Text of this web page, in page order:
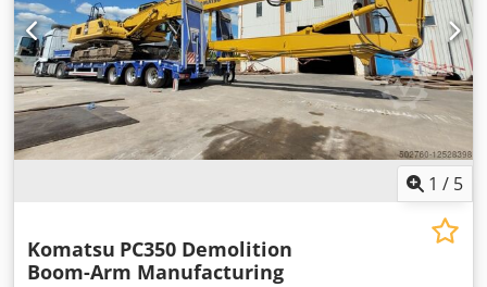
1 / 5
Komatsu PC350 Demolition
Boom-Arm Manufacturing